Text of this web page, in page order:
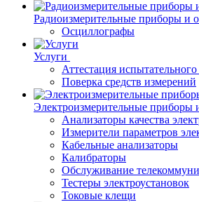
Радиоизмерительные приборы и
Осциллографы
Услуги
Аттестация
Поверка средств измерений
Электроизмерительные приборы
Анализаторы качества
Измерители параметров
Кабельные анализаторы
Калибраторы
Обслуживание
Тестеры электроустановок
Токовые клещи